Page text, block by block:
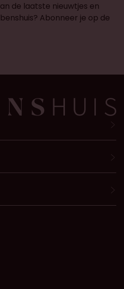
de laatste nieuwtjes en
Abonneer je op de